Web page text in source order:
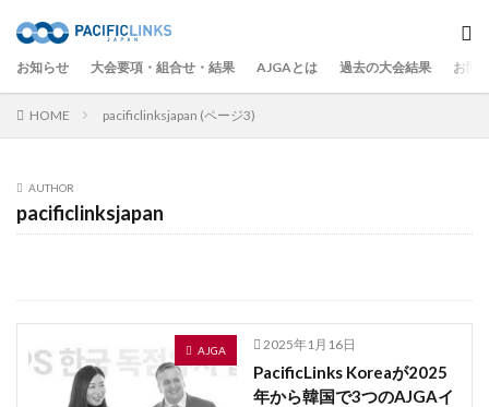
お知らせ 大会要項・組合せ・結果 AJGAとは 過去の大会結果 お問
HOME pacificlinksjapan (ページ3)
AUTHOR
pacificlinksjapan
AJGA 2025年1月16日
PacificLinks Koreaが2025
年から韓国で3つのAJGAイ